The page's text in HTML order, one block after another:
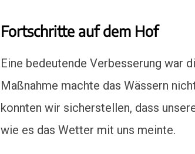
Fortschritte auf dem Hof
Eine bedeutende Verbesserung war
Maßnahme machte das Wässern
konnten wir sicherstellen, dass
wie es das Wetter mit uns meinte.